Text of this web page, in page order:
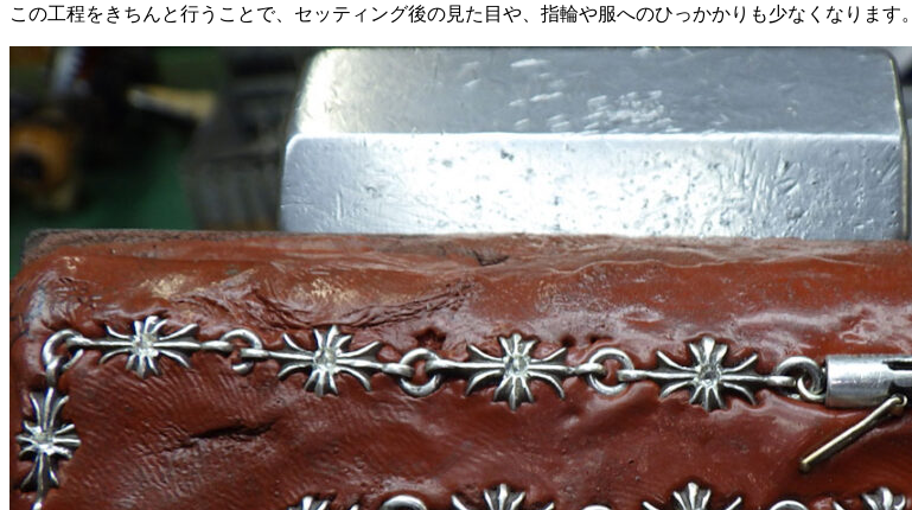
この工程をきちんと行うことで、セッティング後の見た目や、指輪や服へのひっかかりも少なくなります。